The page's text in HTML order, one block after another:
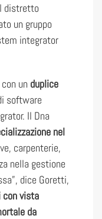
distretto
un gruppo
integrator
un duplice
software
Il Dna
nel
carpenterie,
nella gestione
dice Goretti,
con vista
da